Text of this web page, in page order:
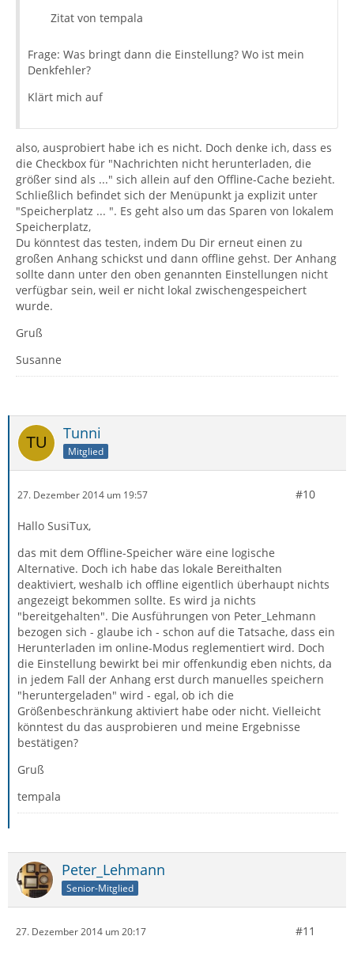
Zitat von tempala
Frage: Was bringt dann die Einstellung? Wo ist mein
Denkfehler?
Klärt mich auf
also, ausprobiert habe ich es nicht. Doch denke ich, dass es
die Checkbox für "Nachrichten nicht herunterladen, die
größer sind als ..." sich allein auf den Offline-Cache bezieht.
Schließlich befindet sich der Menüpunkt ja explizit unter
"Speicherplatz ... ". Es geht also um das Sparen von lokalem
Speicherplatz,
Du könntest das testen, indem Du Dir erneut einen zu
großen Anhang schickst und dann offline gehst. Der Anhang
sollte dann unter den oben genannten Einstellungen nicht
verfügbar sein, weil er nicht lokal zwischengespeichert
wurde.
Gruß
Susanne
Tunni
Mitglied
27. Dezember 2014 um 19:57 #10
Hallo SusiTux,
das mit dem Offline-Speicher wäre eine logische
Alternative. Doch ich habe das lokale Bereithalten
deaktiviert, weshalb ich offline eigentlich überhaupt nichts
angezeigt bekommen sollte. Es wird ja nichts
"bereitgehalten". Die Ausführungen von Peter_Lehmann
bezogen sich - glaube ich - schon auf die Tatsache, dass ein
Herunterladen im online-Modus reglementiert wird. Doch
die Einstellung bewirkt bei mir offenkundig eben nichts, da
in jedem Fall der Anhang erst durch manuelles speichern
"heruntergeladen" wird - egal, ob ich die
Größenbeschränkung aktiviert habe oder nicht. Vielleicht
könntest du das ausprobieren und meine Ergebnisse
bestätigen?
Gruß
tempala
Peter_Lehmann
Senior-Mitglied
27. Dezember 2014 um 20:17 #11